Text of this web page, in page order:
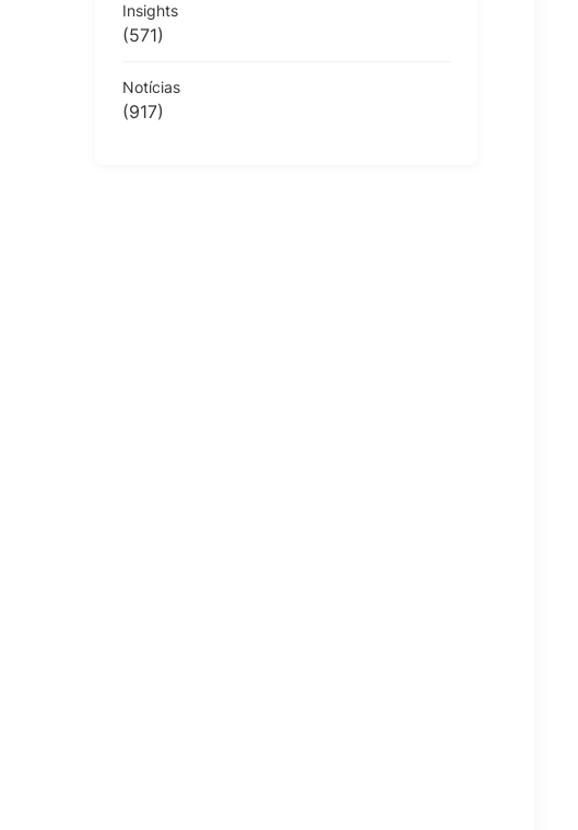
Insights
(571)
Notícias
(917)